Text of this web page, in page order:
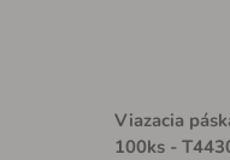
Viazacia
100ks -